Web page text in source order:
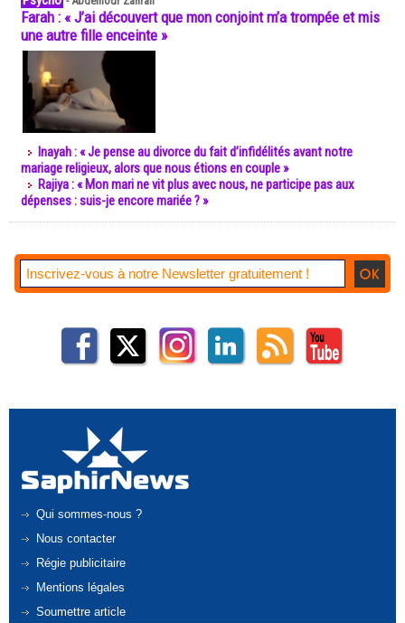
Farah : « J’ai découvert que mon conjoint m’a trompée et mis
une autre fille enceinte »
Inayah : « Je pense au divorce du fait d’infidélités avant notre
mariage religieux, alors que nous étions en couple »
Rajiya : « Mon mari ne vit plus avec nous, ne participe pas aux
dépenses : suis-je encore mariée ? »
Qui sommes-nous ?
Nous contacter
Régie publicitaire
Mentions légales
Soumettre article